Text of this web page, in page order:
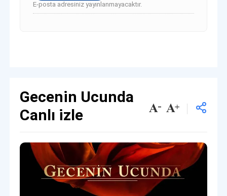
E-posta adresiniz yayınlanmayacaktır.
Gecenin Ucunda
Canlı izle